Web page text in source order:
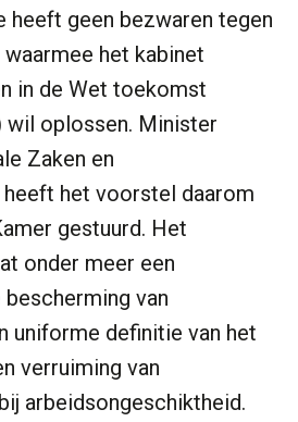
heeft geen bezwaren tegen
het kabinet
in de Wet toekomst
wil oplossen. Minister
Zaken en
het voorstel daarom
gestuurd. Het
onder meer een
van
uniforme definitie van het
verruiming van
arbeidsongeschiktheid.
ICT & AI | De accountant als
rekenwonder
administratiekantoren: al je klanten in
één overzicht
De vijf grootste uitdagingen in
capaciteitsplanning
Yousri Mandour: “Verandering begint
waar het schuurt”
Waarom het huidige verdienmodel
van accountants verleden tijd is